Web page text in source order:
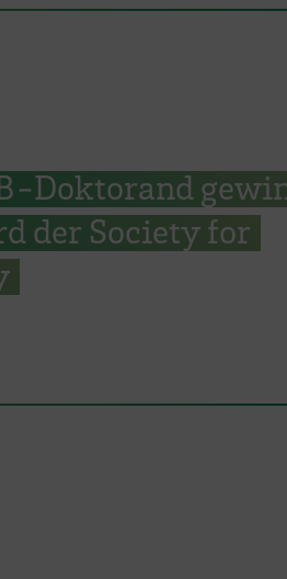
Doktorand
der Society for